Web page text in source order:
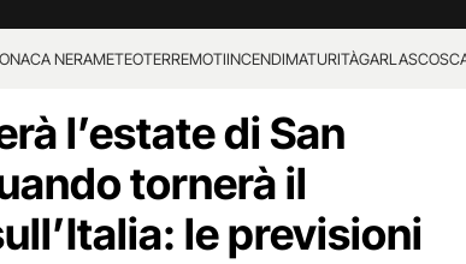
NERAMETEOTERREMOTIINCENDIMATURITÀGARLASCO
E SUPERENALOTTO
l’estate di San
tornerà il
le previsioni